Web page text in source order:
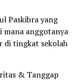
Paskibra yang
mana anggotanya
di tingkat sekolah
& Tanggap